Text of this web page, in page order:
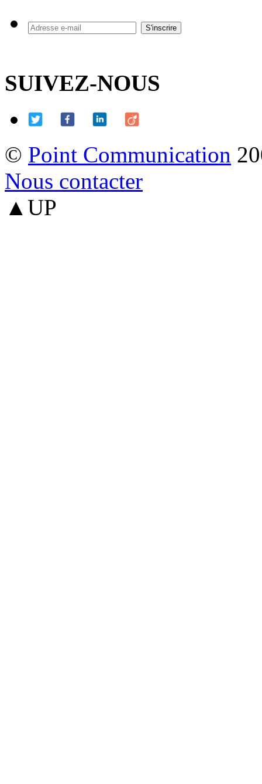
SUIVEZ-NOUS
© Point Communication
Nous contacter
▲UP